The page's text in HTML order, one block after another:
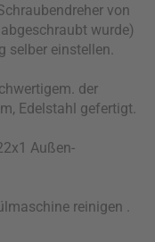
von
wurde)
selber einstellen.
der
Edelstahl gefertigt.
Außen-
reinigen .